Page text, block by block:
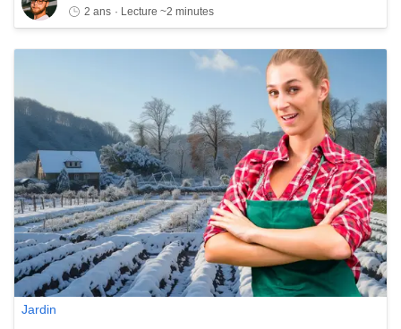
efficacement la tonte de pelouse comme paillage,
enrichissant ainsi votre sol et protégeant vos
plantes.
2 ans · Lecture ~2 minutes
Jardin